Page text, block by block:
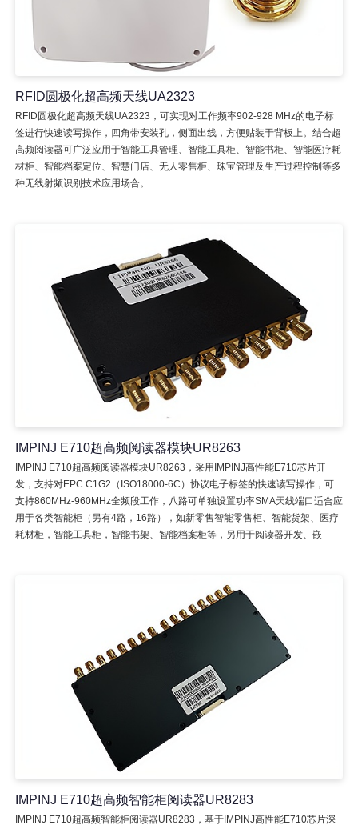
RFID圆极化超高频天线UA2323
RFID圆极化超高频天线UA2323，可实现对工作频率902-928 MHz的电子标
签进行快速读写操作，四角带安装孔，侧面出线，方便贴装于背板上。结合超
高频阅读器可广泛应用于智能工具管理、智能工具柜、智能书柜、智能医疗耗
材柜、智能档案定位、智慧门店、无人零售柜、珠宝管理及生产过程控制等多
种无线射频识别技术应用场合。
IMPINJ E710超高频阅读器模块UR8263
IMPINJ E710超高频阅读器模块UR8263，采用IMPINJ高性能E710芯片开
发，支持对EPC C1G2（ISO18000-6C）协议电子标签的快速读写操作，可
支持860MHz-960MHz全频段工作，八路可单独设置功率SMA天线端口适合应
用于各类智能柜（另有4路，16路），如新零售智能零售柜、智能货架、医疗
耗材柜，智能工具柜，智能书架、智能档案柜等，另用于阅读器开发、嵌
IMPINJ E710超高频智能柜阅读器UR8283
IMPINJ E710超高频智能柜阅读器UR8283，基于IMPINJ高性能E710芯片深